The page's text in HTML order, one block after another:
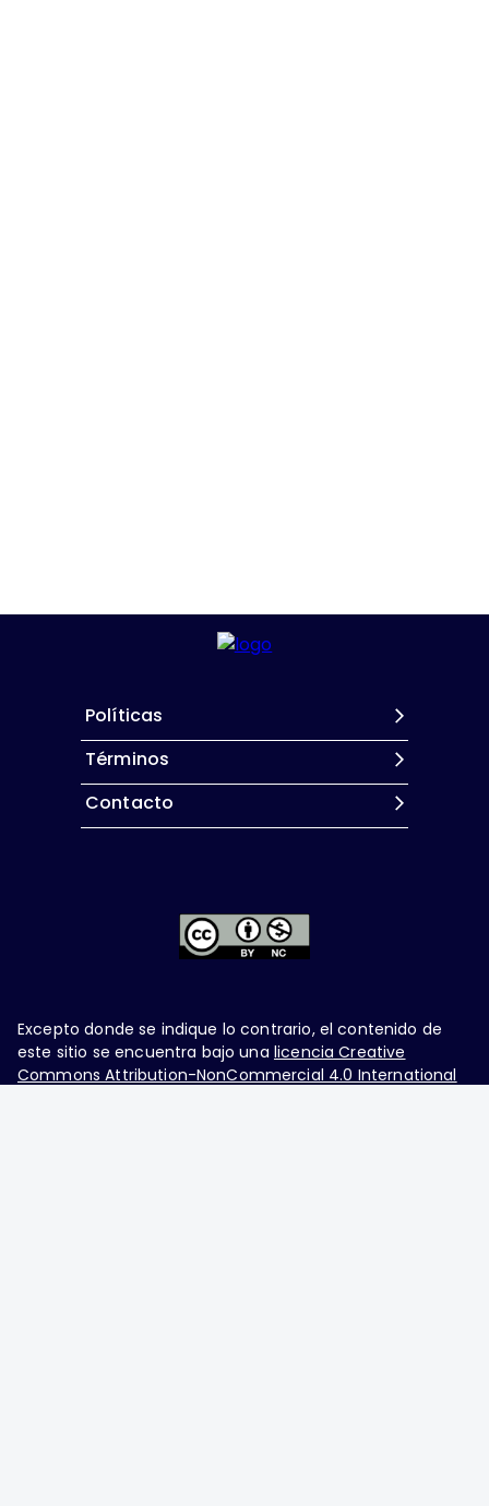
Políticas
Términos
Contacto
Excepto donde se indique lo contrario, el contenido de
este sitio se encuentra bajo una licencia Creative
Commons Attribution-NonCommercial 4.0 International